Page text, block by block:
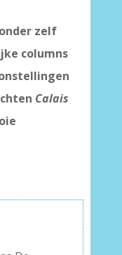
zelf
columns
Calais